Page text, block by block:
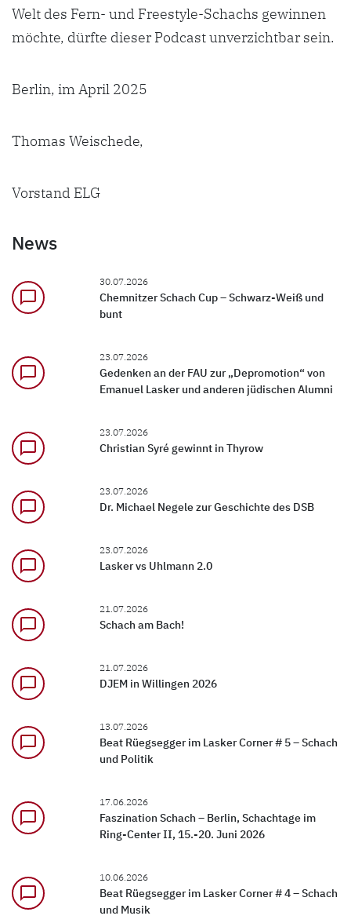
Welt des Fern- und Freestyle-Schachs gewinnen
möchte, dürfte dieser Podcast unverzichtbar sein.
Berlin, im April 2025
Thomas Weischede,
Vorstand ELG
News
chat_bubble_outline
30.07.2026
Chemnitzer Schach Cup – Schwarz-Weiß und
bunt
chat_bubble_outline
23.07.2026
Gedenken an der FAU zur „Depromotion“ von
Emanuel Lasker und anderen jüdischen Alumni
chat_bubble_outline
23.07.2026
Christian Syré gewinnt in Thyrow
chat_bubble_outline
23.07.2026
Dr. Michael Negele zur Geschichte des DSB
chat_bubble_outline
23.07.2026
Lasker vs Uhlmann 2.0
chat_bubble_outline
21.07.2026
Schach am Bach!
chat_bubble_outline
21.07.2026
DJEM in Willingen 2026
chat_bubble_outline
13.07.2026
Beat Rüegsegger im Lasker Corner # 5 – Schach
und Politik
chat_bubble_outline
17.06.2026
Faszination Schach – Berlin, Schachtage im
Ring-Center II, 15.-20. Juni 2026
chat_bubble_outline
10.06.2026
Beat Rüegsegger im Lasker Corner # 4 – Schach
und Musik